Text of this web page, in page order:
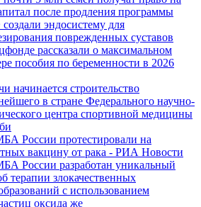
после продления программы
эндосистему для
поврежденных суставов
рассказали о максимальном
пособия по беременности в 2026
начинается строительство
в стране Федерального научно-
центра спортивной медицины
России протестировали на
вакцину от рака - РИА Новости
России разработан уникальный
терапии злокачественных
с использованием
оксида же